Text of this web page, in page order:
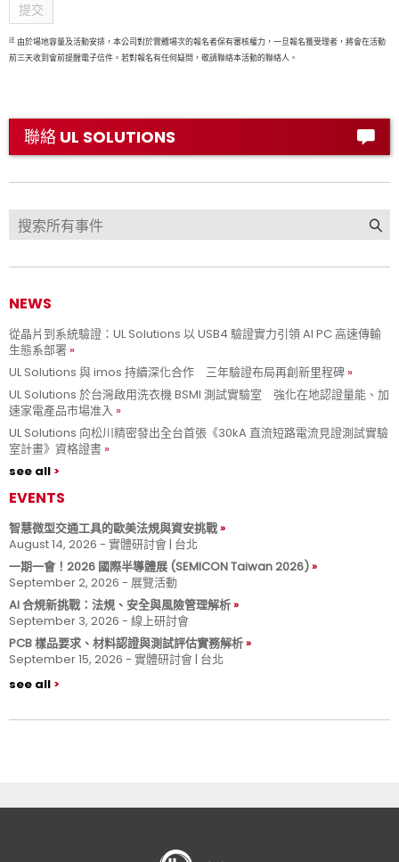
提交
註 由於場地容量及活動安排，本公司對於實體場次的報名者保有審核權力，一旦報名獲受理者，將會在活動
前三天收到會前提醒電子信件。若對報名有任何疑問，敬請聯絡本活動的聯絡人。
聯絡 UL SOLUTIONS
NEWS
從晶片到系統驗證：UL Solutions 以 USB4 驗證實力引領 AI PC 高速傳輸
生態系部署
UL Solutions 與 imos 持續深化合作 三年驗證布局再創新里程碑
UL Solutions 於台灣啟用洗衣機 BSMI 測試實驗室 強化在地認證量能、加
速家電產品市場准入
UL Solutions 向松川精密發出全台首張《30kA 直流短路電流見證測試實驗
室計畫》資格證書
see all
EVENTS
智慧微型交通工具的歐美法規與資安挑戰
August 14, 2026 - 實體研討會 | 台北
一期一會！2026 國際半導體展 (SEMICON Taiwan 2026)
September 2, 2026 - 展覽活動
AI 合規新挑戰：法規、安全與風險管理解析
September 3, 2026 - 線上研討會
PCB 樣品要求、材料認證與測試評估實務解析
September 15, 2026 - 實體研討會 | 台北
see all